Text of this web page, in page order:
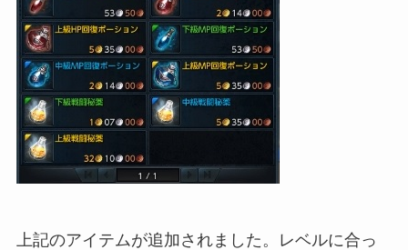
上記のアイテムが追加されました。レベルに合っ